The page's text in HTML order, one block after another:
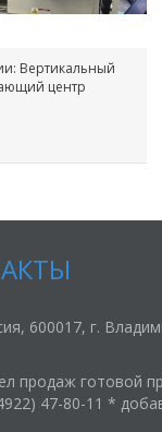
Вертикальный
центр
600017, г.
продаж готовой
47-80-11 *